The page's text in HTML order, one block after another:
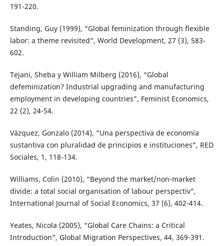
191-220.
Standing, Guy (1999), “Global feminization through flexible
labor: a theme revisited”, World Development, 27 (3), 583-
602.
Tejani, Sheba y William Milberg (2016), “Global
defeminization? Industrial upgrading and manufacturing
employment in developing countries”, Feminist Economics,
22 (2), 24-54.
Vázquez, Gonzalo (2014), “Una perspectiva de economía
sustantiva con pluralidad de principios e instituciones”, RED
Sociales, 1, 118-134.
Williams, Colin (2010), “Beyond the market/non-market
divide: a total social organisation of labour perspectiv”,
International Journal of Social Economics, 37 (6), 402-414.
Yeates, Nicola (2005), “Global Care Chains: a Critical
Introduction”, Global Migration Perspectives, 44, 369-391.